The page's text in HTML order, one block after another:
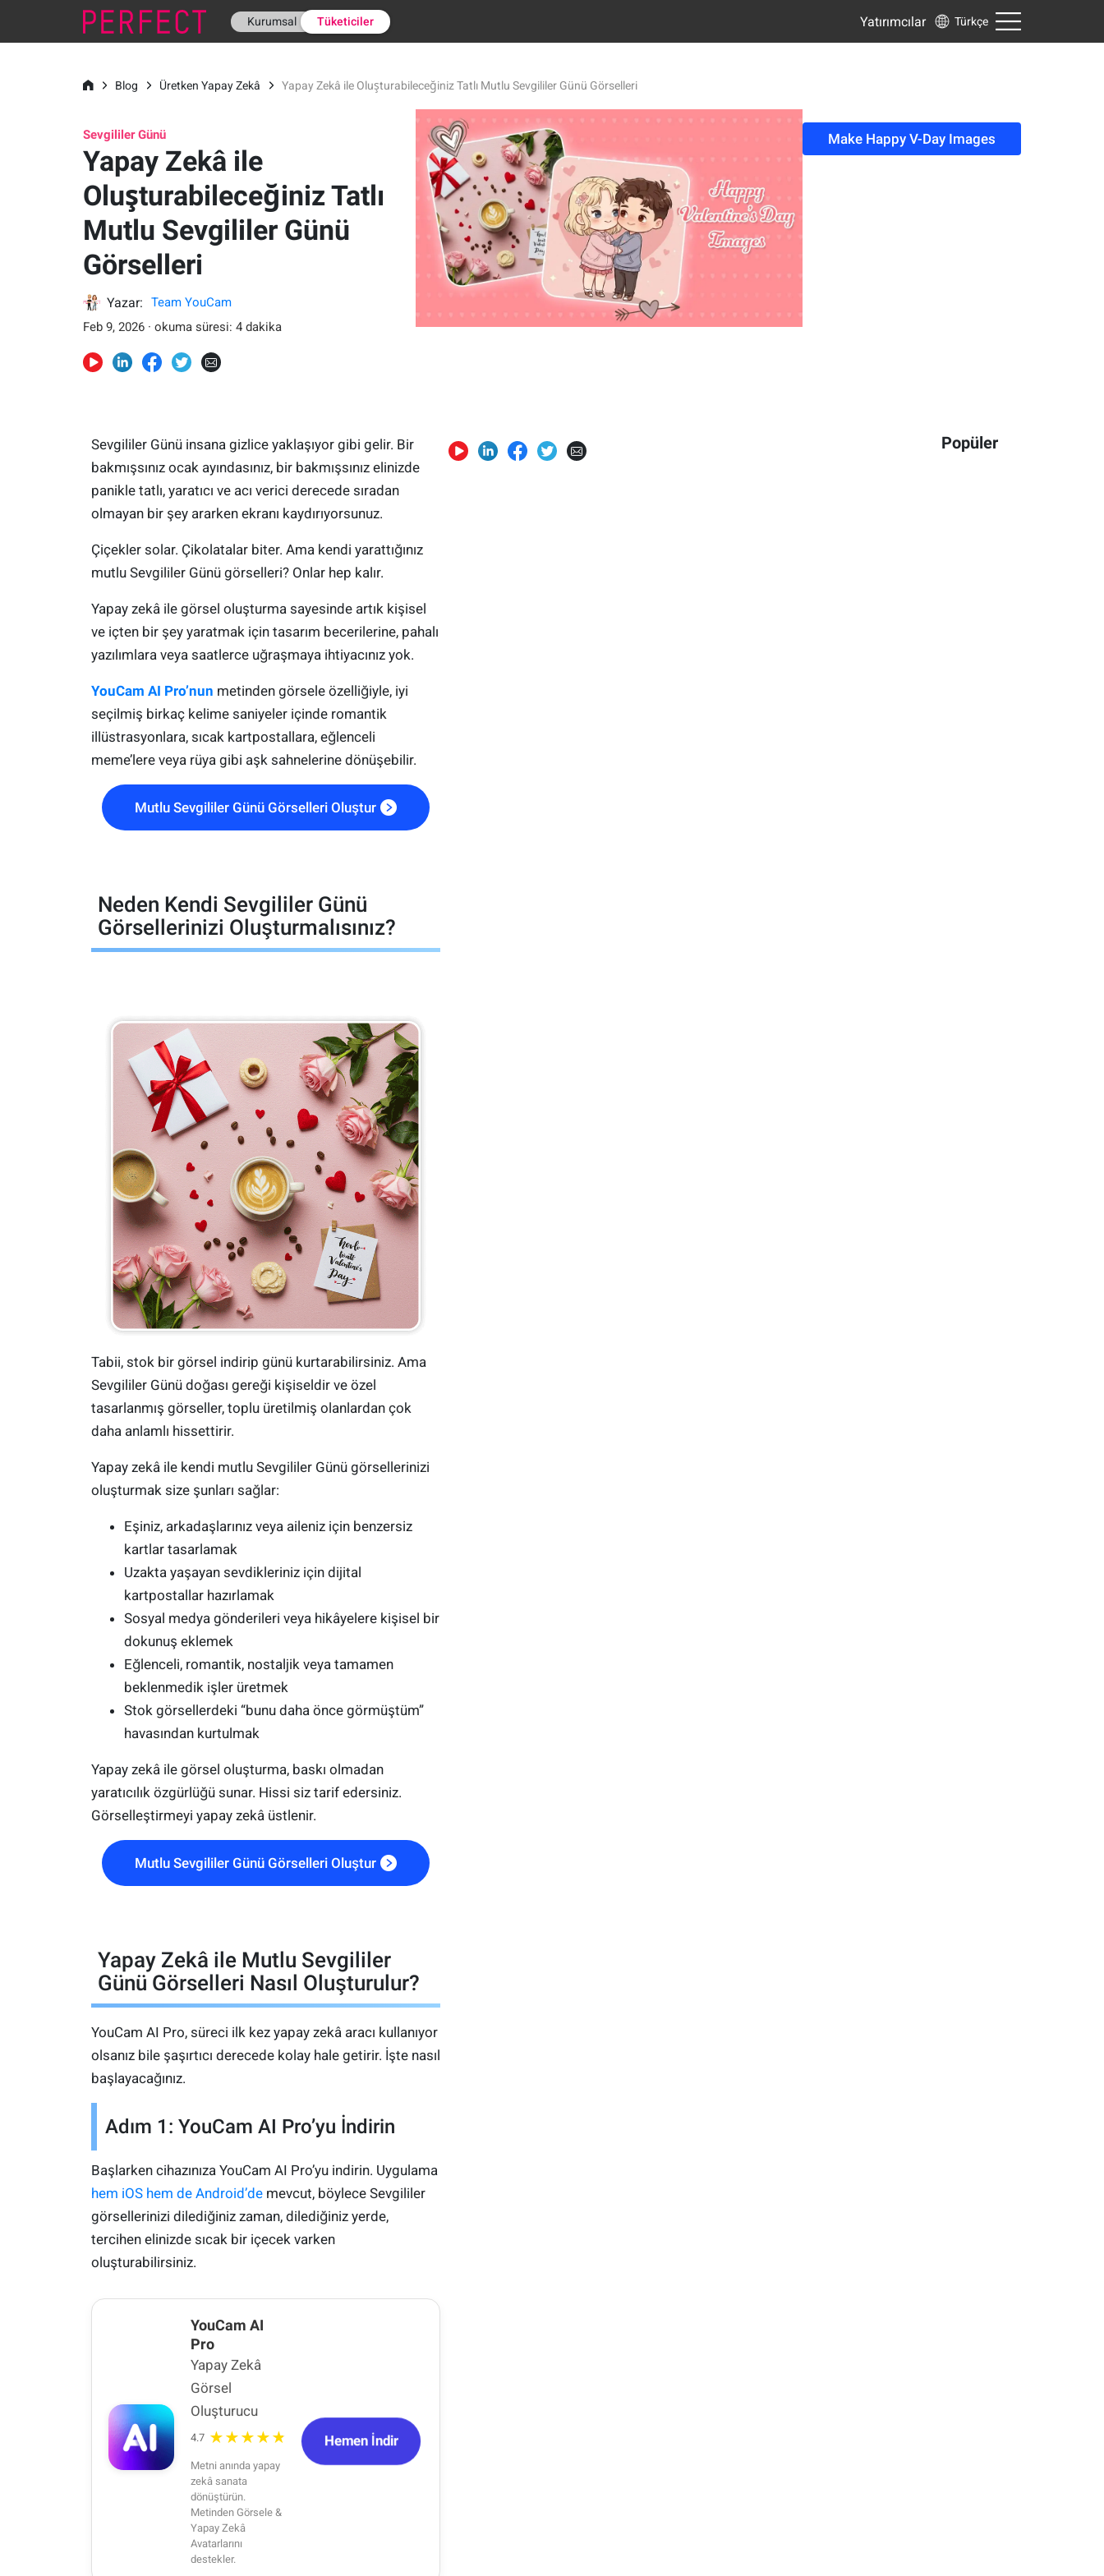
Kurumsal Tüketiciler Yatırımcılar Türkçe
Blog Üretken Yapay Zekâ Yapay Zekâ ile Oluşturabileceğiniz Tatlı Mutlu Sevgililer Günü Görselleri
Sevgililer Günü
Yapay Zekâ ile
Oluşturabileceğiniz Tatlı
Mutlu Sevgililer Günü
Görselleri
Yazar:
Team YouCam
Feb 9, 2026 · okuma süresi: 4 dakika
Make Happy V-Day Images
Sevgililer Günü insana gizlice yaklaşıyor gibi gelir. Bir
bakmışsınız ocak ayındasınız, bir bakmışsınız elinizde
panikle tatlı, yaratıcı ve acı verici derecede sıradan
olmayan bir şey ararken ekranı kaydırıyorsunuz.
Çiçekler solar. Çikolatalar biter. Ama kendi yarattığınız
mutlu Sevgililer Günü görselleri? Onlar hep kalır.
Yapay zekâ ile görsel oluşturma sayesinde artık kişisel
ve içten bir şey yaratmak için tasarım becerilerine, pahalı
yazılımlara veya saatlerce uğraşmaya ihtiyacınız yok.
YouCam AI Pro’nun metinden görsele özelliğiyle, iyi
seçilmiş birkaç kelime saniyeler içinde romantik
illüstrasyonlara, sıcak kartpostallara, eğlenceli
meme’lere veya rüya gibi aşk sahnelerine dönüşebilir.
Mutlu Sevgililer Günü Görselleri Oluştur
Neden Kendi Sevgililer Günü
Görsellerinizi Oluşturmalısınız?
Tabii, stok bir görsel indirip günü kurtarabilirsiniz. Ama
Sevgililer Günü doğası gereği kişiseldir ve özel
tasarlanmış görseller, toplu üretilmiş olanlardan çok
daha anlamlı hissettirir.
Yapay zekâ ile kendi mutlu Sevgililer Günü görsellerinizi
oluşturmak size şunları sağlar:
Eşiniz, arkadaşlarınız veya aileniz için benzersiz
kartlar tasarlamak
Uzakta yaşayan sevdikleriniz için dijital
kartpostallar hazırlamak
Sosyal medya gönderileri veya hikâyelere kişisel bir
dokunuş eklemek
Eğlenceli, romantik, nostaljik veya tamamen
beklenmedik işler üretmek
Stok görsellerdeki “bunu daha önce görmüştüm”
havasından kurtulmak
Yapay zekâ ile görsel oluşturma, baskı olmadan
yaratıcılık özgürlüğü sunar. Hissi siz tarif edersiniz.
Görselleştirmeyi yapay zekâ üstlenir.
Mutlu Sevgililer Günü Görselleri Oluştur
Yapay Zekâ ile Mutlu Sevgililer
Günü Görselleri Nasıl Oluşturulur?
YouCam AI Pro, süreci ilk kez yapay zekâ aracı kullanıyor
olsanız bile şaşırtıcı derecede kolay hale getirir. İşte nasıl
başlayacağınız.
Adım 1: YouCam AI Pro’yu İndirin
Başlarken cihazınıza YouCam AI Pro’yu indirin. Uygulama
hem iOS hem de Android’demevcut, böylece Sevgililer
görsellerinizi dilediğiniz zaman, dilediğiniz yerde,
tercihen elinizde sıcak bir içecek varken
oluşturabilirsiniz.
YouCam AI
Pro
Yapay Zekâ
Görsel
Oluşturucu
4.7 ★★★★★
Metni anında yapay
zekâ sanata
dönüştürün.
Metinden Görsele &
Yapay Zekâ
Avatarlarını
destekler.
Hemen İndir
Popüler